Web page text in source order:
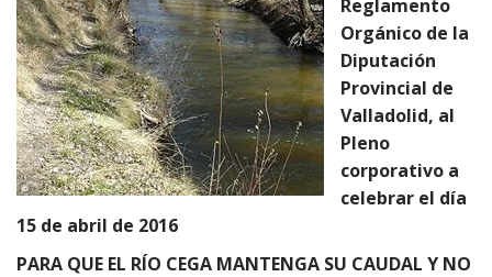
Reglamento
Orgánico de la
Diputación
Provincial de
Valladolid, al
Pleno
corporativo a
celebrar el día
15 de abril de 2016
PARA QUE EL RÍO CEGA MANTENGA SU CAUDAL Y NO